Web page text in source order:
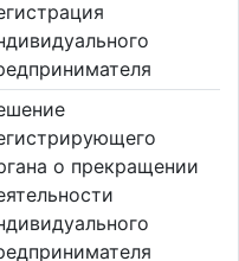
о прекращении